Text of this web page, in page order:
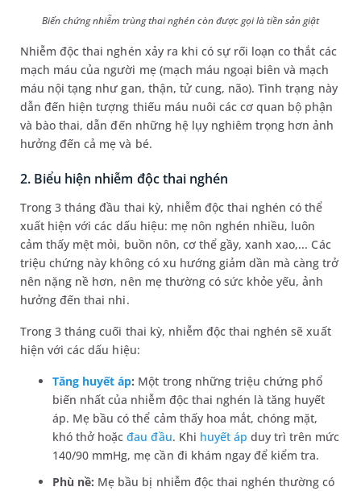
Biến chứng nhiễm trùng thai nghén còn được gọi là tiền sản giật
Nhiễm độc thai nghén xảy ra khi có sự rối loạn co thắt các
mạch máu của người mẹ (mạch máu ngoại biên và mạch
máu nội tạng như gan, thận, tử cung, não). Tình trạng này
dẫn đến hiện tượng thiếu máu nuôi các cơ quan bộ phận
và bào thai, dẫn đến những hệ lụy nghiêm trọng hơn ảnh
hưởng đến cả mẹ và bé.
2. Biểu hiện nhiễm độc thai nghén
Trong 3 tháng đầu thai kỳ, nhiễm độc thai nghén có thể
xuất hiện với các dấu hiệu: mẹ nôn nghén nhiều, luôn
cảm thấy mệt mỏi, buồn nôn, cơ thể gầy, xanh xao,... Các
triệu chứng này không có xu hướng giảm dần mà càng trở
nên nặng nề hơn, nên mẹ thường có sức khỏe yếu, ảnh
hưởng đến thai nhi.
Trong 3 tháng cuối thai kỳ, nhiễm độc thai nghén sẽ xuất
hiện với các dấu hiệu:
Tăng huyết áp: Một trong những triệu chứng phổ
biến nhất của nhiễm độc thai nghén là tăng huyết
áp. Mẹ bầu có thể cảm thấy hoa mắt, chóng mặt,
khó thở hoặcđau đầu. Khi huyết áp duy trì trên mức
140/90 mmHg, mẹ cần đi khám ngay để kiểm tra.
Phù nề: Mẹ bầu bị nhiễm độc thai nghén thường có